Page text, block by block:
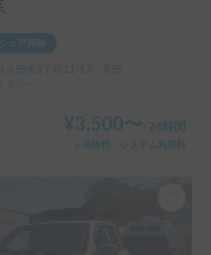
シェア保険
吉田東3丁目21-17, ' 高田
¥3,500〜/24時間
＋保険料・システム利用料